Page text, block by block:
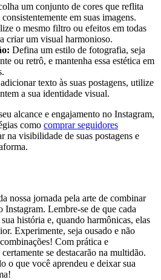
um conjunto de⁣ cores ⁣que⁣ reflita
em suas imagens.
o mesmo filtro ou efeitos em todas
criar ⁤um visual‍ harmonioso.
⁣Defina um estilo de fotografia, seja
ou retrô, e ‌mantenha essa estética em
texto às suas postagens, utilize
a sua identidade ⁢visual.
alcance e ⁣engajamento no Instagram,
como comprar seguidores
na visibilidade de suas postagens e
nossa ⁣jornada pela arte de combinar
Instagram. Lembre-se de que cada
história ⁤e, quando harmônicas, elas
Experimente, seja ousado e não
Com prática e
se destacarão na multidão.
o que você​ aprendeu e deixar sua